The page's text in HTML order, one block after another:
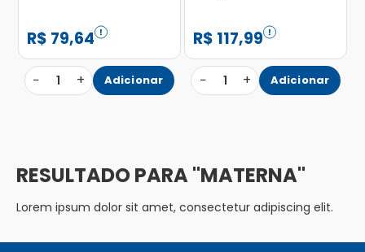
R$ 79,64
− 1 + Adicionar
R$ 117,99
− 1 + Adicionar
MATERNA
Lorem ipsum dolor sit amet, consectetur adipiscing elit.